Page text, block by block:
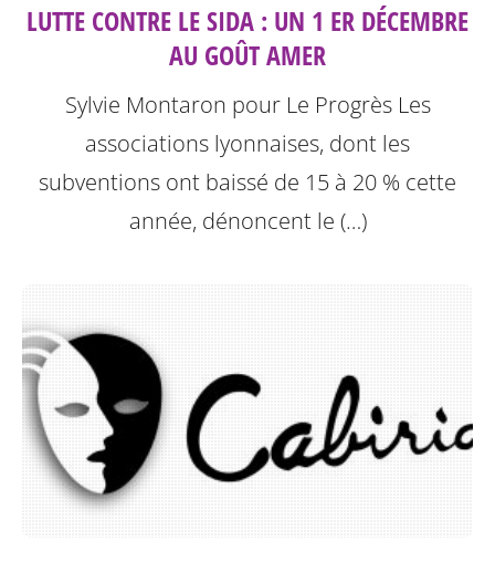
LUTTE CONTRE LE SIDA : UN 1 ER DÉCEMBRE
AU GOÛT AMER
Sylvie Montaron pour Le Progrès Les
associations lyonnaises, dont les
subventions ont baissé de 15 à 20 % cette
année, dénoncent le (…)